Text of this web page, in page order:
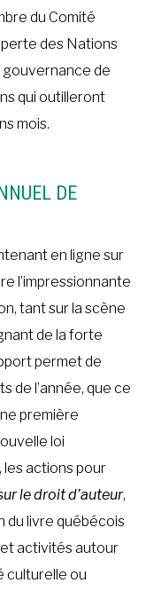
du Comité
des Nations
gouvernance de
qui outilleront
mois.
DE
en ligne sur
l’impressionnante
tant sur la scène
de la forte
permet de
de l’année, que ce
première
loi
les actions pour
le droit d’auteur,
du livre québécois
activités autour
culturelle ou